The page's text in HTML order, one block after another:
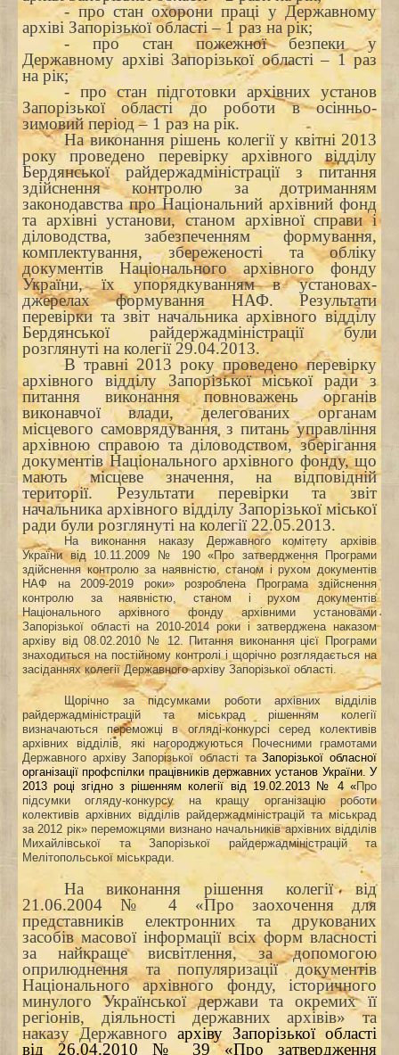
- про стан охорони праці у Державному
архіві Запорізької області – 1 раз на рік;
- про стан пожежної безпеки у
Державному архіві Запорізької області – 1 раз
на рік;
- про стан підготовки архівних установ
Запорізької області до роботи в осінньо-
зимовий період – 1 раз на рік.
На виконання рішень колегії у квітні 2013
року проведено перевірку архівного відділу
Бердянської райдержадміністрації з питання
здійснення контролю за дотриманням
законодавства про Національний архівний фонд
та архівні установи, станом архівної справи і
діловодства, забезпеченням формування,
комплектування, збереженості та обліку
документів Національного архівного фонду
України, їх упорядкуванням в установах-
джерелах формування НАФ. Результати
перевірки та звіт начальника архівного відділу
Бердянської райдержадміністрації були
розглянуті на колегії 29.04.2013.
В травні 2013 року проведено перевірку
архівного відділу Запорізької міської ради з
питання виконання повноважень органів
виконавчої влади, делегованих органам
місцевого самоврядування з питань управління
архівною справою та діловодством, зберігання
документів Національного архівного фонду, що
мають місцеве значення, на відповідній
території. Результати перевірки та звіт
начальника архівного відділу Запорізької міської
ради були розглянуті на колегії 22.05.2013.
На виконання наказу Державного комітету архівів
України від 10.11.2009 № 190 «Про затвердження Програми
здійснення контролю за наявністю, станом і рухом документів
НАФ на 2009-2019 роки» розроблена Програма здійснення
контролю за наявністю, станом і рухом документів
Національного архівного фонду архівними установами
Запорізької області на 2010-2014 роки і затверджена наказом
архіву від 08.02.2010 № 12. Питання виконання цієї Програми
знаходиться на постійному контролі і щорічно розглядається на
засіданнях колегії Державного архіву Запорізької області.
Щорічно за підсумками роботи архівних відділів
райдержадміністрацій та міськрад рішенням колегії
визначаються переможці в огляді-конкурсі серед колективів
архівних відділів, які нагороджуються Почесними грамотами
Державного архіву Запорізької області таЗапорізької обласної
організації профспілки працівників державних установ України. У
2013 році згідно з рішенням колегії від 19.02.2013 № 4 «Про
підсумки огляду-конкурсу на кращу організацію роботи
колективів архівних відділів райдержадміністрацій та міськрад
за 2012 рік» переможцями визнано начальників архівних відділів
Михайлівської та Запорізької райдержадміністрацій та
Мелітопольської міськради.
На виконання рішення колегії від
21.06.2004 № 4 «Про заохочення для
представників електронних та друкованих
засобів масової інформації всіх форм власності
за найкраще висвітлення, за допомогою
оприлюднення та популяризації документів
Національного архівного фонду, історичного
минулого Української держави та окремих її
регіонів, діяльності державних архівів» та
наказу Державного архіву Запорізької області
від 26.04.2010 № 39 «Про затвердження